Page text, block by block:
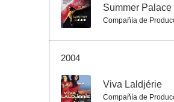
-- Summer Palace
Compañía de
2004
-- Viva Laldjérie
Compañía de